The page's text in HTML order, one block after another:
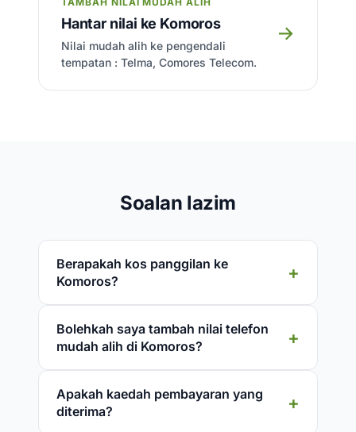
Hantar nilai ke Komoros
Nilai mudah alih ke pengendali
tempatan : Telma, Comores Telecom.
→
Soalan lazim
Berapakah kos panggilan ke
Komoros?
Bolehkah saya tambah nilai telefon
mudah alih di Komoros?
Apakah kaedah pembayaran yang
diterima?